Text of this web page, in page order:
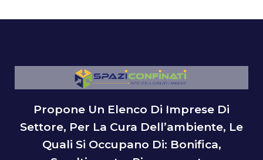
Propone Un Elenco Di Imprese Di
Settore, Per La Cura Dell’ambiente, Le
Quali Si Occupano Di: Bonifica,